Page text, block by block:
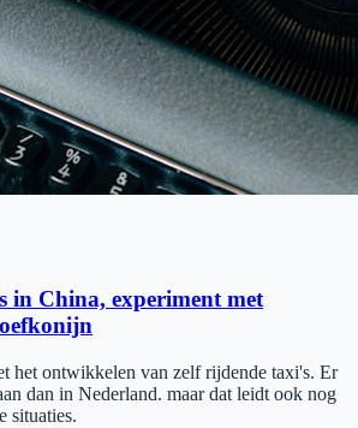
in China, experiment met
het ontwikkelen van zelf rijdende taxi's. Er
dan in Nederland. maar dat leidt ook nog
situaties.